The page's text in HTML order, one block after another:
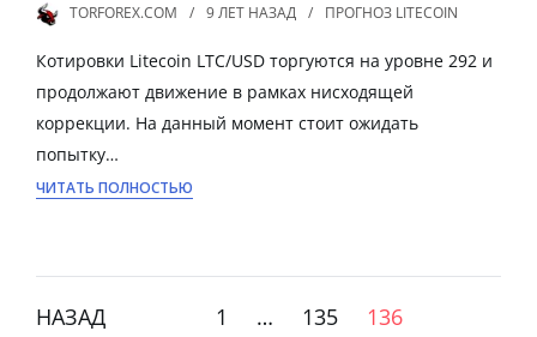
TORFOREX.COM 9 ЛЕТ НАЗАД ПРОГНОЗ LITECOIN
Котировки Litecoin LTC/USD торгуются на уровне 292 и
продолжают движение в рамках нисходящей
коррекции. На данный момент стоит ожидать
попытку…
ЧИТАТЬ ПОЛНОСТЬЮ
НАЗАД 1 … 135 136